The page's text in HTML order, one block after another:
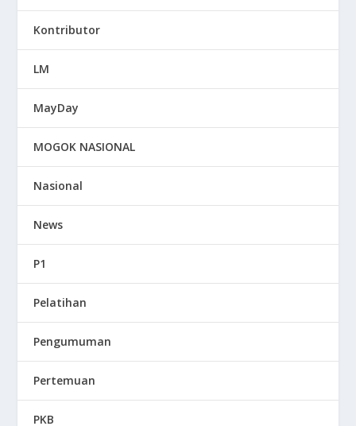
Kontributor
LM
MayDay
MOGOK NASIONAL
Nasional
News
P1
Pelatihan
Pengumuman
Pertemuan
PKB